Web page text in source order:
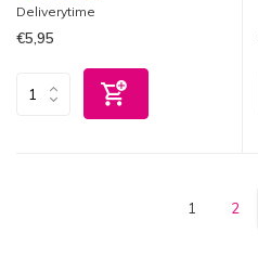
Deliverytime
€5,95
1 2